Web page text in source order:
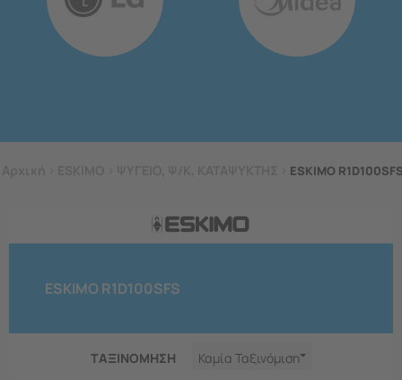
ESKIMO
ESKIMO R1D100SFS
ΤΑΞΙΝΟΜΗΣΗ Καμία Ταξινόμιση